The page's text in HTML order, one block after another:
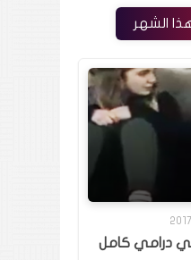
الشهر
درامي كامل